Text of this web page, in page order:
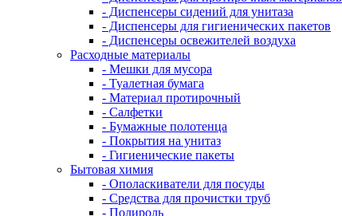
- Диспенсеры сидений для унитаза
- Диспенсеры для гигиенических пакетов
- Диспенсеры освежителей воздуха
Расходные материалы
- Мешки для мусора
- Туалетная бумага
- Материал протирочный
- Салфетки
- Бумажные полотенца
- Покрытия на унитаз
- Гигиенические пакеты
Бытовая химия
- Ополаскиватели для посуды
- Средства для прочистки труб
- Полироль